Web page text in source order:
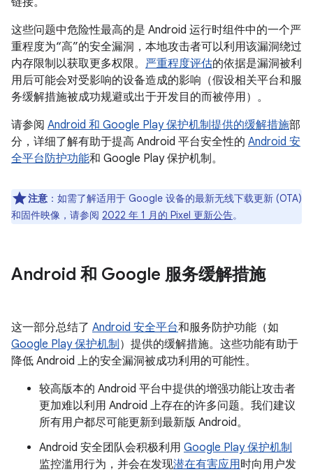
这些问题中危险性最高的是 Android 运行时组件中的一个严
重程度为“高”的安全漏洞，本地攻击者可以利用该漏洞绕过
内存限制以获取更多权限。 严重程度评估的依据是漏洞被利
用后可能会对受影响的设备造成的影响（假设相关平台和服
务缓解措施被成功规避或出于开发目的而被停用）。
请参阅 Android 和 Google Play 保护机制提供的缓解措施部
分，详细了解有助于提高 Android 平台安全性的 Android 安
全平台防护功能和 Google Play 保护机制。
注意 ：如需了解适用于 Google 设备的最新无线下载更新 (OTA)
和固件映像，请参阅 2022 年 1 月的 Pixel 更新公告。
Android 和 Google 服务缓解措施
这一部分总结了 Android 安全平台和服务防护功能（如
Google Play 保护机制 ）提供的缓解措施。这些功能有助于
降低 Android 上的安全漏洞被成功利用的可能性。
较高版本的 Android 平台中提供的增强功能让攻击者
更加难以利用 Android 上存在的许多问题。我们建议
所有用户都尽可能更新到最新版 Android。
Android 安全团队会积极利用 Google Play 保护机制
监控滥用行为，并会在发现潜在有害应用时向用户发